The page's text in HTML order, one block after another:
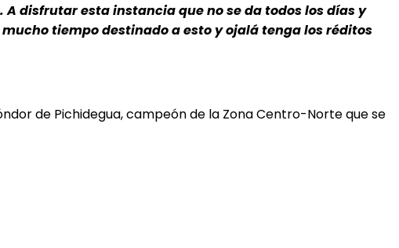
disfrutar esta instancia que no se da todos los días y
tiempo destinado a esto y ojalá tenga los réditos
de Pichidegua, campeón de la Zona Centro-Norte que se